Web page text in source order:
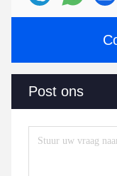
Post ons